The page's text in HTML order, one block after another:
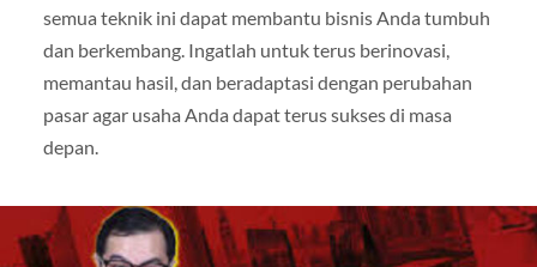
semua teknik ini dapat membantu bisnis Anda tumbuh
dan berkembang. Ingatlah untuk terus berinovasi,
memantau hasil, dan beradaptasi dengan perubahan
pasar agar usaha Anda dapat terus sukses di masa
depan.